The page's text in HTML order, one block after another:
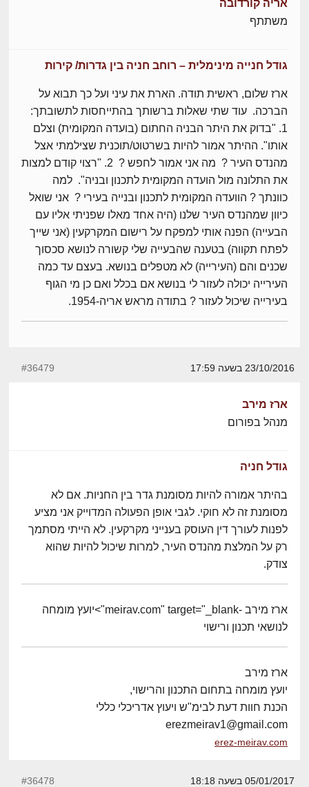
אריה קורדובה
משתתף
גודל חנייה מינימלית – רוחב חניה בין גדרות/ קירות
ארז שלום, ראשית תודה. הארת את עיני ועל כך תבוא על
הברכה. עוד שתי שאלות ברשותך בהתייחסות לתשובתך:
1. "בדוק את היתר הבניה החתום (בועדה המקומית) וצלם
אותו". ההיתר אמור להיות בשרטוט/תוכנית שצילמתי אצל
מהנדס העיר ? מה אני אמור לחפש ? 2. "רצוי קודם למצות
את התלונה מול הועדה המקומית לתכנון ובניה". למה
כוונתך ? הוועדה המקומית לתכנון ובנייה בעירי ? אני שואל
כיוון שמהנדס העיר שלנו (היה אחד מאלו שפניתי אליו עם
הבעייה) הפנה אותי למפקח על רישום המקרקעין (אני שייך
לפתח תקווה) בטענה שהבעייה שלי קשורה לנושא סכסוך
שכנים והם (העירייה) לא מטפלים בנושא. בעצם עד כמה
העירייה יכולה לעזור לי בנושא אם בכלל ואם כן מי הגוף
בעירייה שיכול לעזור ? בתודה מראש אריה-1954.
23/10/2016 בשעה 17:59 #36479
ארז מירב
מנהל בפורום
גודל חניה
בהיתר אמורה להיות מסומנת גדר בין החניות. אם לא
מסומנת זה לא חוקי. לגבי אופן הפעולה המדוייק אני מציע
לפנות לעורך דין העוסק בענייני מקרקעין. לא הייתי מסתמך
רק על המלצת מהנדס העיר, למרות שיכול להיות שהוא
צודק.
ארז מירב -meirav.com" target="_blank">יועץ מומחה
לנושאי תכנון ורישוי
ארז מירב
יועץ מומחה בתחום התכנון והרישוי,
הכנת חוות דעת לבימ"ש ויעוץ אדריכלי כללי
erezmeirav1@gmail.com
erez-meirav.com
05/01/2017 בשעה 18:18 #36478